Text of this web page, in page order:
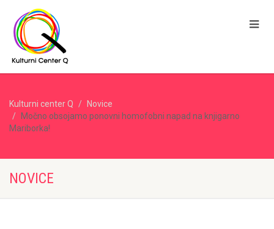
Kulturni center Q
Novice
Močno obsojamo ponovni homofobni napad na knjigarno
Mariborka!
NOVICE